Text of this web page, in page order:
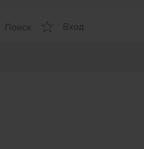
Поиск Вход